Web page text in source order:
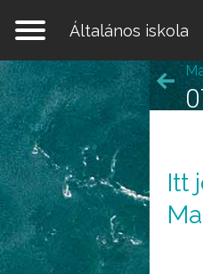
Általános iskola
Itt